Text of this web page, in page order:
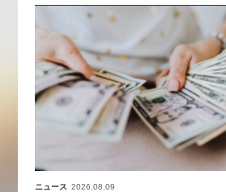
ニュース 2026.08.09